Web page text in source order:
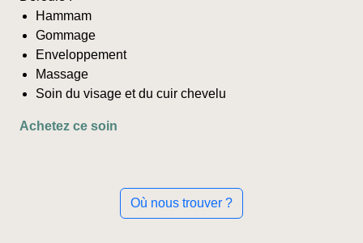
Hammam
Gommage
Enveloppement
Massage
Soin du visage et du cuir chevelu
Achetez ce soin
variations.
LesOù nous trouver ?